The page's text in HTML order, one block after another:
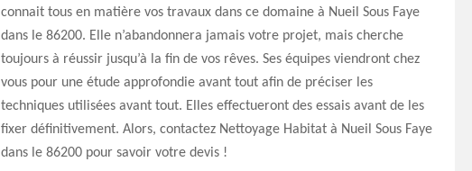
connait tous en matière vos travaux dans ce domaine à Nueil Sous Faye
dans le 86200. Elle n’abandonnera jamais votre projet, mais cherche
toujours à réussir jusqu’à la fin de vos rêves. Ses équipes viendront chez
vous pour une étude approfondie avant tout afin de préciser les
techniques utilisées avant tout. Elles effectueront des essais avant de les
fixer définitivement. Alors, contactez Nettoyage Habitat à Nueil Sous Faye
dans le 86200 pour savoir votre devis !